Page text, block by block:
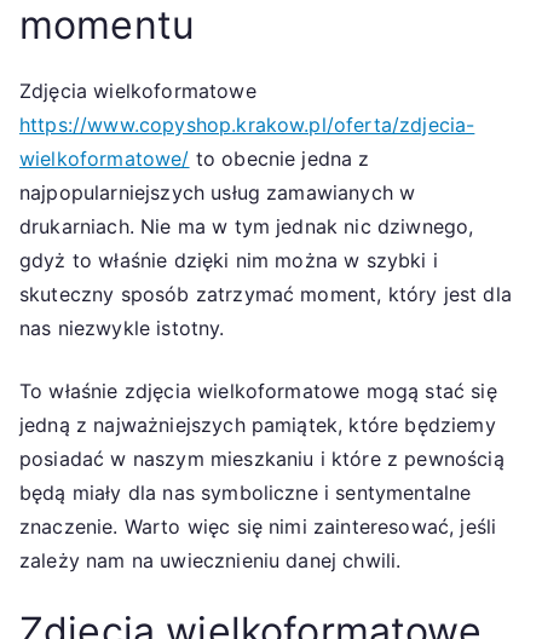
momentu
Zdjęcia wielkoformatowe
https://www.copyshop.krakow.pl/oferta/zdjecia-
wielkoformatowe/ to obecnie jedna z
najpopularniejszych usług zamawianych w
drukarniach. Nie ma w tym jednak nic dziwnego,
gdyż to właśnie dzięki nim można w szybki i
skuteczny sposób zatrzymać moment, który jest dla
nas niezwykle istotny.
To właśnie zdjęcia wielkoformatowe mogą stać się
jedną z najważniejszych pamiątek, które będziemy
posiadać w naszym mieszkaniu i które z pewnością
będą miały dla nas symboliczne i sentymentalne
znaczenie. Warto więc się nimi zainteresować, jeśli
zależy nam na uwiecznieniu danej chwili.